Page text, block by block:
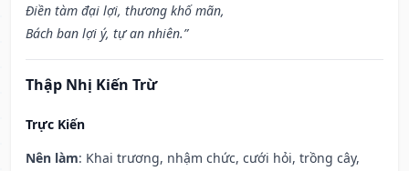
Điền tàm đại lợi, thương khố mãn,
Bách ban lợi ý, tự an nhiên.”
Thập Nhị Kiến Trừ
Trực Kiến
Nên làm: Khai trương, nhậm chức, cưới hỏi, trồng cây,